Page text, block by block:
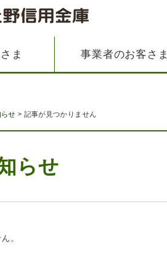
ま 事業者のお客さま
せ 記事が見つかりません
らせ
。